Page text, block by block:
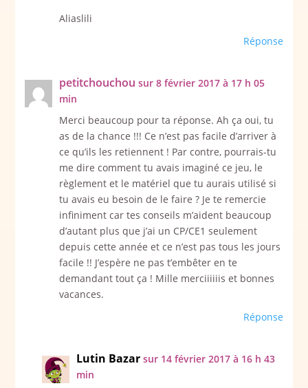
Aliaslili
Réponse
petitchouchou sur 8 février 2017 à 17 h 05
min
Merci beaucoup pour ta réponse. Ah ça oui, tu
as de la chance !!! Ce n’est pas facile d’arriver à
ce qu’ils les retiennent ! Par contre, pourrais-tu
me dire comment tu avais imaginé ce jeu, le
règlement et le matériel que tu aurais utilisé si
tu avais eu besoin de le faire ? Je te remercie
infiniment car tes conseils m’aident beaucoup
d’autant plus que j’ai un CP/CE1 seulement
depuis cette année et ce n’est pas tous les jours
facile !! J’espère ne pas t’embêter en te
demandant tout ça ! Mille merciiiiiis et bonnes
vacances.
Réponse
Lutin Bazar sur 14 février 2017 à 16 h 43
min